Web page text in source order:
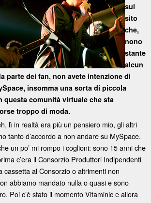
sul
sito
che,
nono
stante
alcun
parte dei fan, non avete intenzione di
insomma una sorta di piccola
questa comunità virtuale che sta
troppo di moda.
lì in realtà era più un pensiero mio, gli altri
tanto d’accordo a non andare su MySpace.
un po’ mi rompo i coglioni: sono 15 anni che
c’era il Consorzio Produttori Indipendenti
cassetta al Consorzio o altrimenti non
abbiamo mandato nulla o quasi e sono
Poi c’è stato il momento Vitaminic e allora